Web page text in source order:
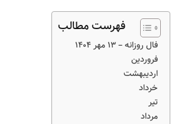
فهرست مطالب
فال روزانه – ۱۳ مهر ۱۴۰۴
فروردین
اردیبهشت
خرداد
تیر
مرداد